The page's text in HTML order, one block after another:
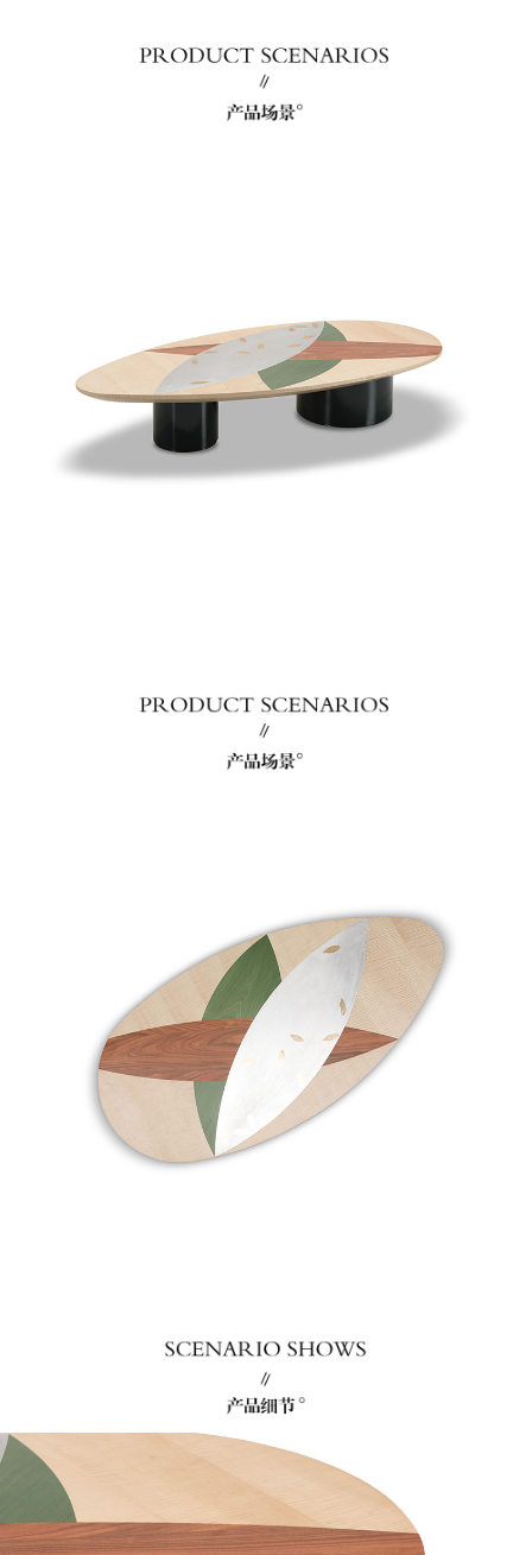
沙发
sofa
软床
Upholstered bed
餐桌柜
Dining table with
cabinet